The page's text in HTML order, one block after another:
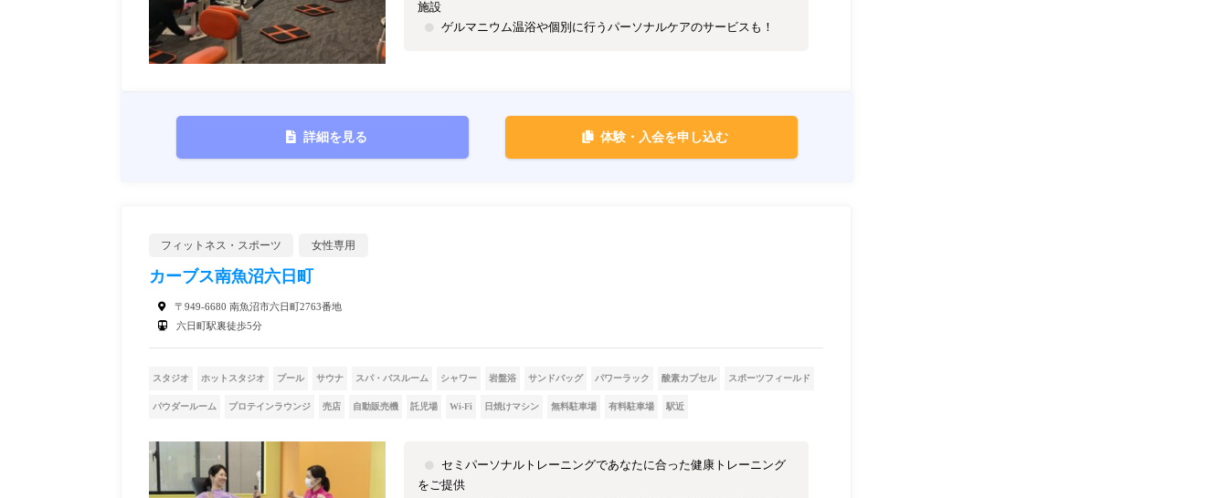
施設
ゲルマニウム温浴や個別に行うパーソナルケアのサービスも！
詳細を見る 体験・入会を申し込む
フィットネス・スポーツ 女性専用
カーブス南魚沼六日町
〒949-6680 南魚沼市六日町2763番地
六日町駅裏徒歩5分
スタジオ ホットスタジオ プール サウナ スパ・バスルーム シャワー 岩盤浴 サンドバッグ パワーラック 酸素カプセル スポーツフィールド
パウダールーム プロテインラウンジ 売店 自動販売機 託児場 Wi-Fi 日焼けマシン 無料駐車場 有料駐車場 駅近
セミパーソナルトレーニングであなたに合った健康トレーニング
をご提供